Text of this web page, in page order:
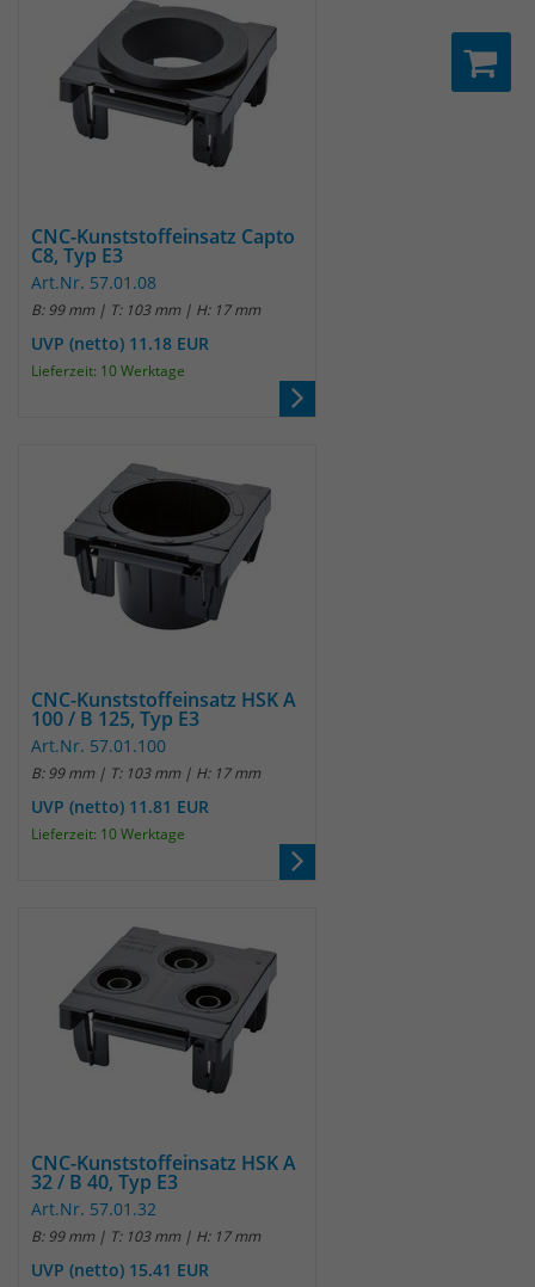
CNC-Kunststoffeinsatz Capto
C8, Typ E3
Art.Nr. 57.01.08
B: 99 mm | T: 103 mm | H: 17 mm
UVP (netto) 11.18 EUR
Lieferzeit: 10 Werktage
CNC-Kunststoffeinsatz HSK A
100 / B 125, Typ E3
Art.Nr. 57.01.100
B: 99 mm | T: 103 mm | H: 17 mm
UVP (netto) 11.81 EUR
Lieferzeit: 10 Werktage
CNC-Kunststoffeinsatz HSK A
32 / B 40, Typ E3
Art.Nr. 57.01.32
B: 99 mm | T: 103 mm | H: 17 mm
UVP (netto) 15.41 EUR